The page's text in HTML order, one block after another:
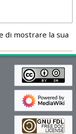
di mostrare la sua